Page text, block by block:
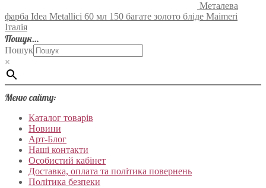
Металева
фарба Idea Metallici 60 мл 150 багате золото бліде Maimeri
Італія
Пошук…
Пошук
×
Меню сайту:
Каталог товарів
Новини
Арт-Блог
Наші контакти
Особистий кабінет
Доставка, оплата та політика повернень
Політика безпеки